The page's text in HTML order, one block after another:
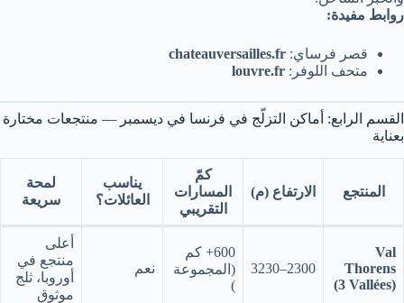
روابط مفيدة:
قصر فرساي: chateauversailles.fr
متحف اللوفر: louvre.fr
القسم الرابع: أماكن التزلّج في فرنسا في ديسمبر — منتجعات مختارة
بعناية
المنتجع الارتفاع (م)
كمّ
المسارات
التقريبي
يناسب
العائلات؟
لمحة
سريعة
Val
Thorens
(3 Vallées)
2300–3230
600+ كم
(المجموعة
)
نعم
أعلى
منتجع في
أوروبا، ثلج
موثوق